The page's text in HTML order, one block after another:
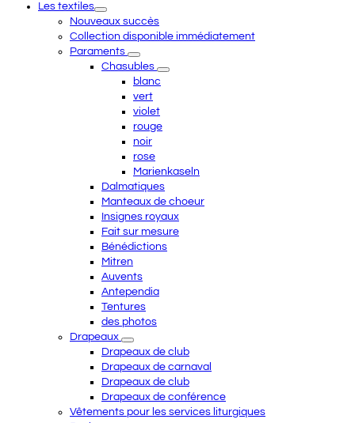
menuLes textiles
Nouveaux succès
Collection disponible immédiatement
Paraments
Chasubles
blanc
vert
violet
rouge
noir
rose
Marienkaseln
Dalmatiques
Manteaux de choeur
Insignes royaux
Fait sur mesure
Bénédictions
Mitren
Auvents
Antependia
Tentures
des photos
Drapeaux
Drapeaux de club
Drapeaux de carnaval
Drapeaux de club
Drapeaux de conférence
Vêtements pour les services liturgiques